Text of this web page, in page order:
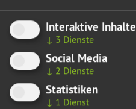
und Sorgen um ihre
vollständig ausgekoffert wird
in geeigneten Deponien an
werden. Dies bedarf einer
begrüße, dass diese endlich
Interaktive Inhalte
↓ 3 Dienste
Social Media
↓ 2 Dienste
Statistiken
↓ 1 Dienst